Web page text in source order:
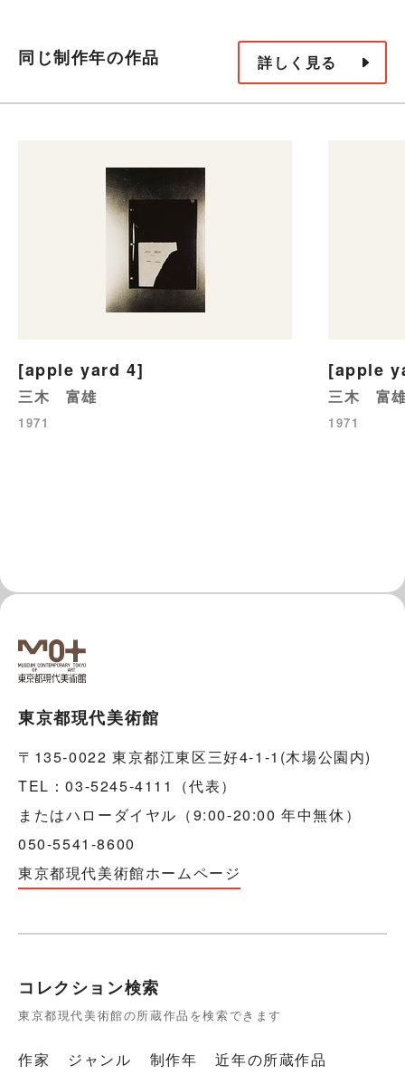
同じ制作年の作品 詳しく見る
[apple yard 4]
三木 富雄
1971
[apple
三木 富
1971
東京都現代美術館
〒135-0022 東京都江東区三好4-1-1(木場公園内)
TEL：03-5245-4111（代表）
またはハローダイヤル（9:00-20:00 年中無休）
050-5541-8600
東京都現代美術館ホームページ
コレクション検索
東京都現代美術館の所蔵作品を検索できます
作家 ジャンル 制作年 近年の所蔵作品